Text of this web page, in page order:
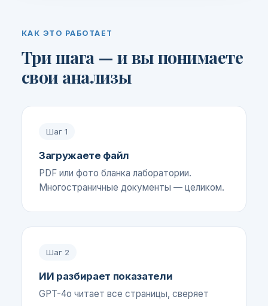
КАК ЭТО РАБОТАЕТ
Три шага — и вы понимаете
свои анализы
Шаг 1
Загружаете файл
PDF или фото бланка лаборатории.
Многостраничные документы — целиком.
Шаг 2
ИИ разбирает показатели
GPT-4o читает все страницы, сверяет